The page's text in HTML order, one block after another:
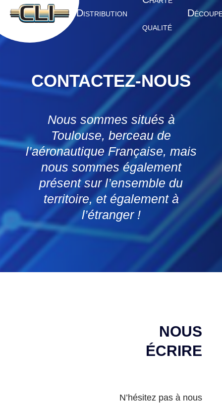
A CCUEIL DISTRIBUTION
QUALITÉ
D
CONTACTEZ-NOUS
Nous sommes situés à
Toulouse, berceau de
l’aéronautique Française, mais
nous sommes également
présent sur l’ensemble du
territoire, et également à
l’étranger !
NOUS
ÉCRIRE
N’hésitez pas à nous